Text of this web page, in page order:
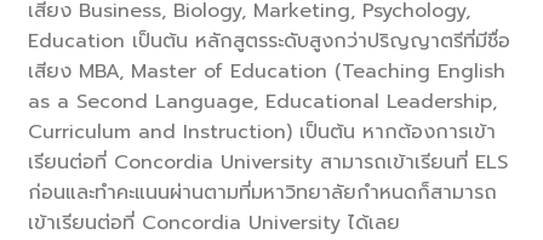
เสียง Business, Biology, Marketing, Psychology,
Education เป็นต้น หลักสูตรระดับสูงกว่าปริญญาตรีที่มีชื่อ
เสียง MBA, Master of Education (Teaching English
as a Second Language, Educational Leadership,
Curriculum and Instruction) เป็นต้น หากต้องการเข้า
เรียนต่อที่ Concordia University สามารถเข้าเรียนที่ ELS
ก่อนและทำคะแนนผ่านตามที่มหาวิทยาลัยกำหนดก็สามารถ
เข้าเรียนต่อที่ Concordia University ได้เลย